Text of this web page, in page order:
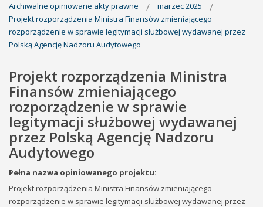
Archiwalne opiniowane akty prawne
marzec 2025
Projekt rozporządzenia Ministra Finansów zmieniającego
rozporządzenie w sprawie legitymacji służbowej wydawanej przez
Polską Agencję Nadzoru Audytowego
Projekt rozporządzenia Ministra
Finansów zmieniającego
rozporządzenie w sprawie
legitymacji służbowej wydawanej
przez Polską Agencję Nadzoru
Audytowego
Pełna nazwa opiniowanego projektu:
Projekt rozporządzenia Ministra Finansów zmieniającego
rozporządzenie w sprawie legitymacji służbowej wydawanej przez